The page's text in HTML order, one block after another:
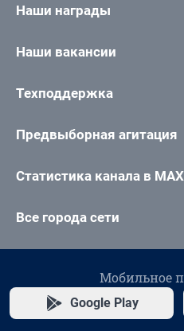
Наши награды
Наши вакансии
Техподдержка
Предвыборная агитация
Статистика канала в MAX
Все города сети
Мобильное
Google Play